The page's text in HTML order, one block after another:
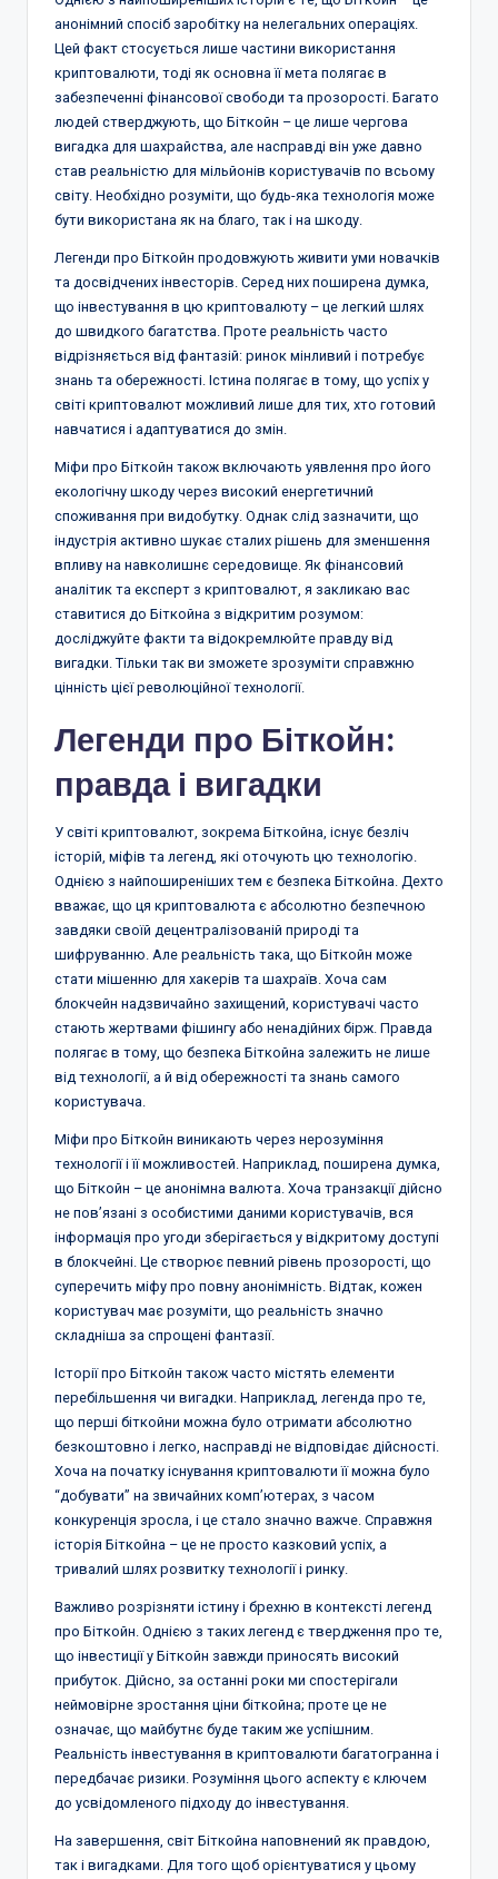
анонімний спосіб заробітку на нелегальних операціях.
Цей факт стосується лише частини використання
криптовалюти, тоді як основна її мета полягає в
забезпеченні фінансової свободи та прозорості. Багато
людей стверджують, що Біткойн – це лише чергова
вигадка для шахрайства, але насправді він уже давно
став реальністю для мільйонів користувачів по всьому
світу. Необхідно розуміти, що будь-яка технологія може
бути використана як на благо, так і на шкоду.
Легенди про Біткойн продовжують живити уми новачків
та досвідчених інвесторів. Серед них поширена думка,
що інвестування в цю криптовалюту – це легкий шлях
до швидкого багатства. Проте реальність часто
відрізняється від фантазій: ринок мінливий і потребує
знань та обережності. Істина полягає в тому, що успіх у
світі криптовалют можливий лише для тих, хто готовий
навчатися і адаптуватися до змін.
Міфи про Біткойн також включають уявлення про його
екологічну шкоду через високий енергетичний
споживання при видобутку. Однак слід зазначити, що
індустрія активно шукає сталих рішень для зменшення
впливу на навколишнє середовище. Як фінансовий
аналітик та експерт з криптовалют, я закликаю вас
ставитися до Біткойна з відкритим розумом:
досліджуйте факти та відокремлюйте правду від
вигадки. Тільки так ви зможете зрозуміти справжню
цінність цієї революційної технології.
Легенди про Біткойн:
правда і вигадки
У світі криптовалют, зокрема Біткойна, існує безліч
історій, міфів та легенд, які оточують цю технологію.
Однією з найпоширеніших тем є безпека Біткойна. Дехто
вважає, що ця криптовалюта є абсолютно безпечною
завдяки своїй децентралізованій природі та
шифруванню. Але реальність така, що Біткойн може
стати мішенню для хакерів та шахраїв. Хоча сам
блокчейн надзвичайно захищений, користувачі часто
стають жертвами фішингу або ненадійних бірж. Правда
полягає в тому, що безпека Біткойна залежить не лише
від технології, а й від обережності та знань самого
користувача.
Міфи про Біткойн виникають через нерозуміння
технології і її можливостей. Наприклад, поширена думка,
що Біткойн – це анонімна валюта. Хоча транзакції дійсно
не пов’язані з особистими даними користувачів, вся
інформація про угоди зберігається у відкритому доступі
в блокчейні. Це створює певний рівень прозорості, що
суперечить міфу про повну анонімність. Відтак, кожен
користувач має розуміти, що реальність значно
складніша за спрощені фантазії.
Історії про Біткойн також часто містять елементи
перебільшення чи вигадки. Наприклад, легенда про те,
що перші біткойни можна було отримати абсолютно
безкоштовно і легко, насправді не відповідає дійсності.
Хоча на початку існування криптовалюти її можна було
“добувати” на звичайних комп’ютерах, з часом
конкуренція зросла, і це стало значно важче. Справжня
історія Біткойна – це не просто казковий успіх, а
тривалий шлях розвитку технології і ринку.
Важливо розрізняти істину і брехню в контексті легенд
про Біткойн. Однією з таких легенд є твердження про те,
що інвестиції у Біткойн завжди приносять високий
прибуток. Дійсно, за останні роки ми спостерігали
неймовірне зростання ціни біткойна; проте це не
означає, що майбутнє буде таким же успішним.
Реальність інвестування в криптовалюти багатогранна і
передбачає ризики. Розуміння цього аспекту є ключем
до усвідомленого підходу до інвестування.
На завершення, світ Біткойна наповнений як правдою,
так і вигадками. Для того щоб орієнтуватися у цьому